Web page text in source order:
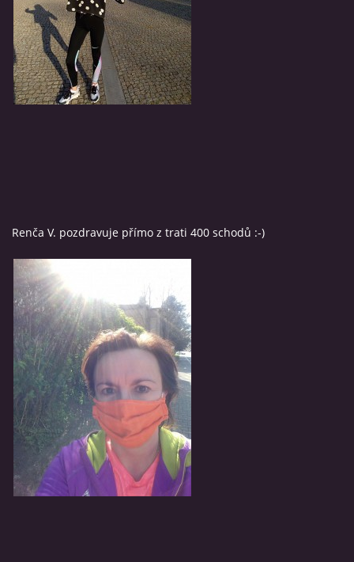
Renča V. pozdravuje přímo z trati 400 schodů :-)